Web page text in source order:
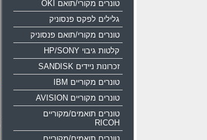
טונרים מקורי/תואם OKI
גלילים לפקס פנסוניק
טונרים מקורי/תואם פנסוניק
קלטות גיבוי HP/SONY
זכרונות ניידים SANDISK
טונרים מקוריים IBM
טונרים מקוריים AVISION
טונרים תואמים/מקוריים
RICOH